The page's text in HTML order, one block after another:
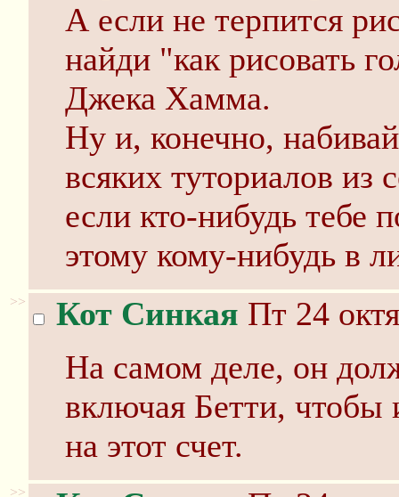
А если не терпится
найди "как рисовать
Джека Хамма.
Ну и, конечно,
всяких туториалов из
если кто-нибудь тебе
этому кому-нибудь в
>> Кот Синкая Пт 24
На самом деле, он
включая Бетти, чтобы
на этот счет.
>>